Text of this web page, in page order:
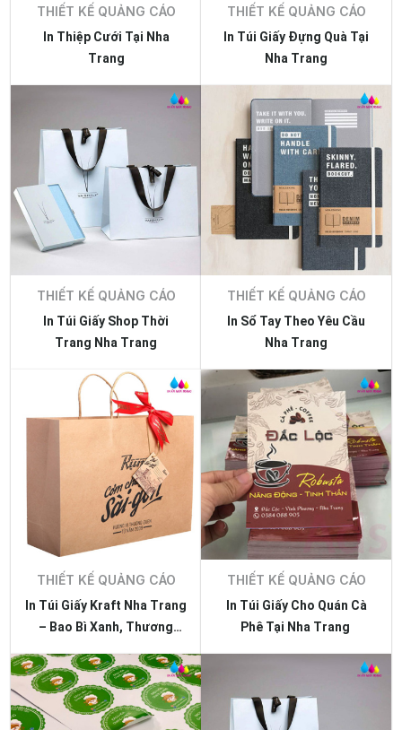
THIẾT KẾ QUẢNG CÁO
In Thiệp Cưới Tại Nha
Trang
THIẾT KẾ QUẢNG CÁO
In Túi Giấy Đựng Quà Tại
Nha Trang
THIẾT KẾ QUẢNG CÁO
In Túi Giấy Shop Thời
Trang Nha Trang
THIẾT KẾ QUẢNG CÁO
In Sổ Tay Theo Yêu Cầu
Nha Trang
THIẾT KẾ QUẢNG CÁO
In Túi Giấy Kraft Nha Trang
– Bao Bì Xanh, Thương
THIẾT KẾ QUẢNG CÁO
In Túi Giấy Cho Quán Cà
Phê Tại Nha Trang